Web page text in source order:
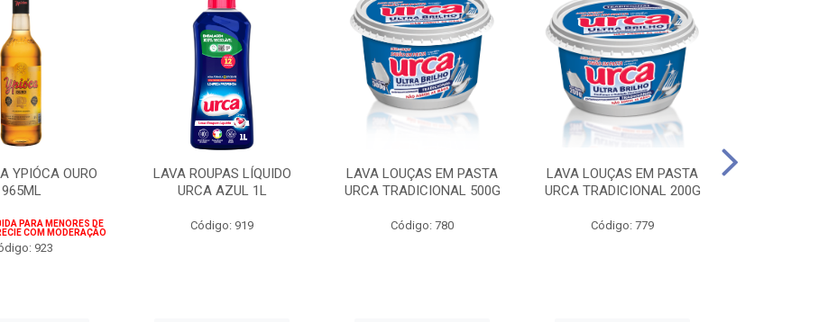
YPIÓCA OURO
965ML
PARA MENORES DE
COM MODERAÇÃO
923
LAVA ROUPAS LÍQUIDO
URCA AZUL 1L
Código: 919
LAVA LOUÇAS EM PASTA
URCA TRADICIONAL 500G
Código: 780
LAVA LOUÇAS EM PASTA
URCA TRADICIONAL 200G
Código: 779